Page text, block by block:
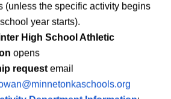
activity begins before the school
and Ticketing Information
(unless the specific activity begins
year starts).
High School Athletic
opens
request email